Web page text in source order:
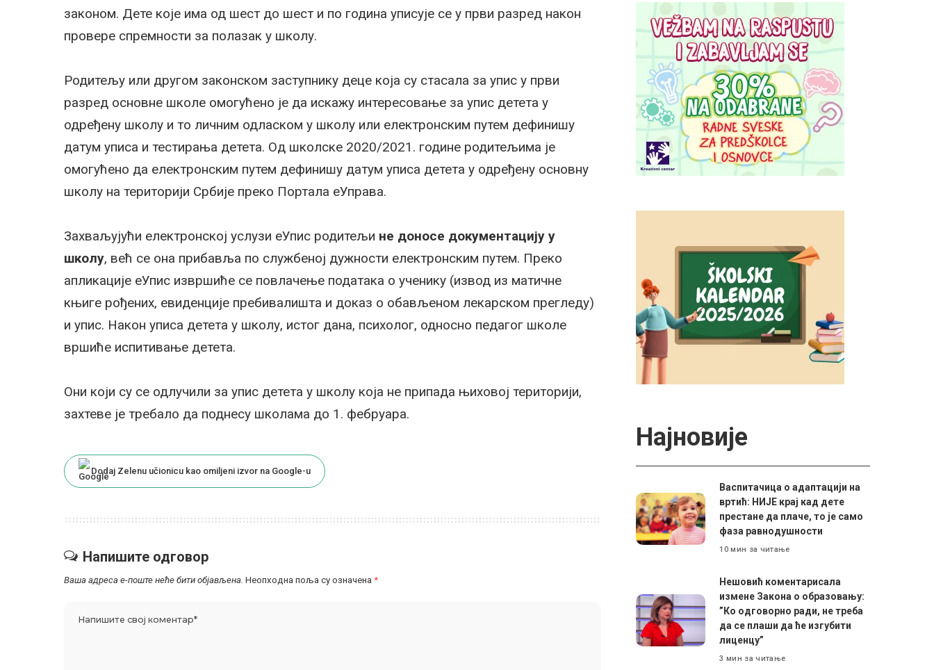
законом. Дете које има од шест до шест и по година уписује се у први разред након
провере спремности за полазак у школу.
Родитељу или другом законском заступнику деце која су стасала за упис у први
разред основне школе омогућено је да искажу интересовање за упис детета у
одређену школу и то личним одласком у школу или електронским путем дефинишу
датум уписа и тестирања детета. Од школске 2020/2021. године родитељима је
омогућено да електронским путем дефинишу датум уписа детета у одређену основну
школу на територији Србије преко Портала еУправа.
Захваљујући електронској услузи еУпис родитељи не доносе документацију у
школу, већ се она прибавља по службеној дужности електронским путем. Преко
апликације еУпис извршиће се повлачење података о ученику (извод из матичне
књиге рођених, евиденције пребивалишта и доказ о обављеном лекарском прегледу)
и упис. Након уписа детета у школу, истог дана, психолог, односно педагог школе
вршиће испитивање детета.
Они који су се одлучили за упис детета у школу која не припада њиховој територији,
захтеве је требало да поднесу школама до 1. фебруара.
Dodaj Zelenu učionicu kao omiljeni izvor na Google-u
Напишите одговор
Ваша адреса е-поште неће бити објављена. Неопходна поља су означена *
Најновије
Васпитачица о адаптацији на
вртић: НИЈЕ крај кад дете
престане да плаче, то је само
фаза равнодушности
10 мин за читање
Нешовић коментарисала
измене Закона о образовању:
”Ко одговорно ради, не треба
да се плаши да ће изгубити
лиценцу”
3 мин за читање